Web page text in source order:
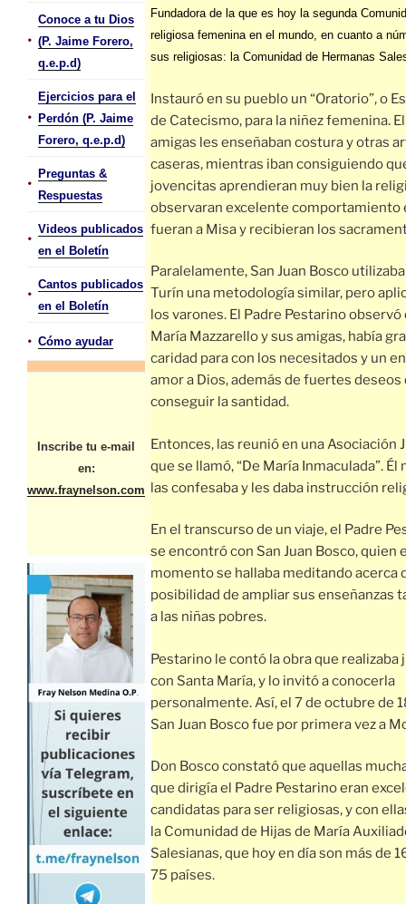
•
Conoce a tu Dios
(P. Jaime Forero,
q.e.p.d)
•
Ejercicios para el
Perdón (P. Jaime
Forero, q.e.p.d)
•
Preguntas &
Respuestas
•
Videos publicados
en el Boletín
•
Cantos publicados
en el Boletín
• Cómo ayudar
Inscribe tu e-mail
en:
www.fraynelson.com
Fundadora de la que es hoy la segunda
religiosa femenina en el mundo, en cuanto a
sus religiosas: la Comunidad de Hermanas
Instauró en su pueblo un “Oratorio”, o
de Catecismo, para la niñez femenina.
amigas les enseñaban costura y otras
caseras, mientras iban consiguiendo
jovencitas aprendieran muy bien la
observaran excelente comportamiento
fueran a Misa y recibieran los
Paralelamente, San Juan Bosco
Turín una metodología similar, pero
los varones. El Padre Pestarino observó
María Mazzarello y sus amigas, había
caridad para con los necesitados y un
amor a Dios, además de fuertes deseos
conseguir la santidad.
Entonces, las reunió en una Asociación
que se llamó, “De María Inmaculada”. Él
las confesaba y les daba instrucción
En el transcurso de un viaje, el Padre
se encontró con San Juan Bosco, quien
momento se hallaba meditando acerca
posibilidad de ampliar sus enseñanzas
a las niñas pobres.
Pestarino le contó la obra que realizaba
con Santa María, y lo invitó a conocerla
personalmente. Así, el 7 de octubre de
San Juan Bosco fue por primera vez a
Don Bosco constató que aquellas
que dirigía el Padre Pestarino eran
candidatas para ser religiosas, y con
la Comunidad de Hijas de María
Salesianas, que hoy en día son más de
75 países.